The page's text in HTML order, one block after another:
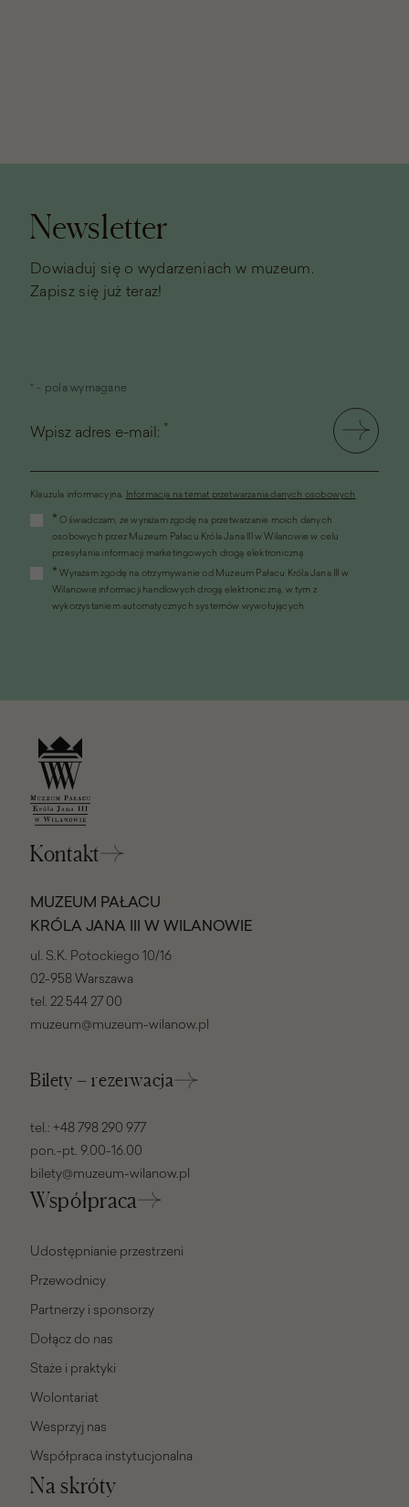
Stopka
Newsletter
Dowiaduj się o wydarzeniach w muzeum.
Zapisz się już teraz!
* - pola wymagane
Wpisz adres e-mail: *
Klauzula informacyjna. Informacja na temat przetwarzania danych osobowych
otworzy
nowym
oknie)
* Oświadczam, że wyrażam zgodę na przetwarzanie moich danych
osobowych przez Muzeum Pałacu Króla Jana III w Wilanowie w celu
przesyłania informacji marketingowych drogą elektroniczną
* Wyrażam zgodę na otrzymywanie od Muzeum Pałacu Króla Jana III w
Wilanowie informacji handlowych drogą elektroniczną, w tym z
wykorzystaniem automatycznych systemów wywołujących
Kontakt
MUZEUM PAŁACU
KRÓLA JANA III W WILANOWIE
ul. S.K. Potockiego 10/16
02-958 Warszawa
tel. 22 544 27 00
muzeum@muzeum-wilanow.pl
Bilety – rezerwacja
tel.: +48 798 290 977
pon.-pt. 9.00-16.00
bilety@muzeum-wilanow.pl
Współpraca
Udostępnianie przestrzeni
Przewodnicy
Partnerzy i sponsorzy
Dołącz do nas
Staże i praktyki
Wolontariat
Wesprzyj nas
Współpraca instytucjonalna
Na skróty